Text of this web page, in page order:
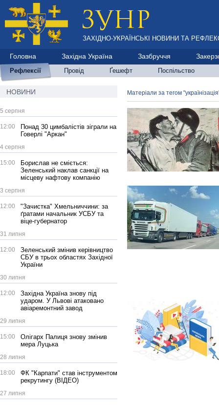
ЗАХІДНО-УКРАЇНСЬКІ НОВИНИ ТА
Головна Західна Україна Зазбруччя
Рефлексії Провід Ґешефт Поспільство
НОВИНИ
5 серпня
12:00
Понад 30 цимбалістів зіграли на
Говерлі "Аркан"
4 серпня
15:00
Борислав не сміється:
Зеленський наклав санкції на
місцеву нафтову компанію
3 серпня
12:00
"Зачистка" Хмельниччини: за
ґратами начальник УСБУ та
віце-губернатор
31 липня
12:00
Зеленський змінив керівництво
СБУ в трьох областях Західної
України
30 липня
12:00
Західна Україна знову під
ударом. У Львові атаковано
авіаремонтний завод
29 липня
15:00
Олігарх Палиця знову змінив
мера Луцька
28 липня
18:00
ФК "Карпати" став інструментом
рекрутингу (ВІДЕО)
27 липня
Матеріали за тегом